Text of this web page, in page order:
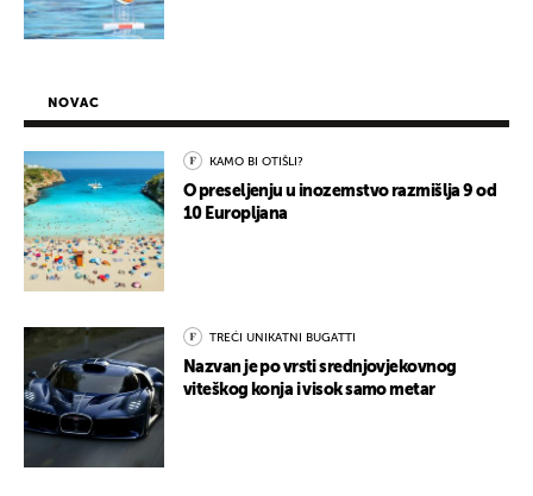
NOVAC
KAMO BI OTIŠLI?
O preseljenju u inozemstvo razmišlja 9 od
10 Europljana
TREĆI UNIKATNI BUGATTI
Nazvan je po vrsti srednjovjekovnog
viteškog konja i visok samo metar